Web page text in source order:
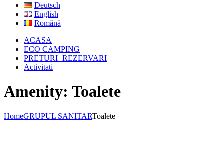
Deutsch
English
Română
ACASA
ECO CAMPING
PRETURI+REZERVARI
Activitati
Amenity: Toalete
HomeGRUPUL SANITARToalete